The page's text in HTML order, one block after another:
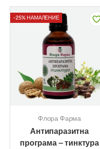
-25% НАМАЛЕНИЕ
Флора Фарма
Антипаразитна
програма – тинктура